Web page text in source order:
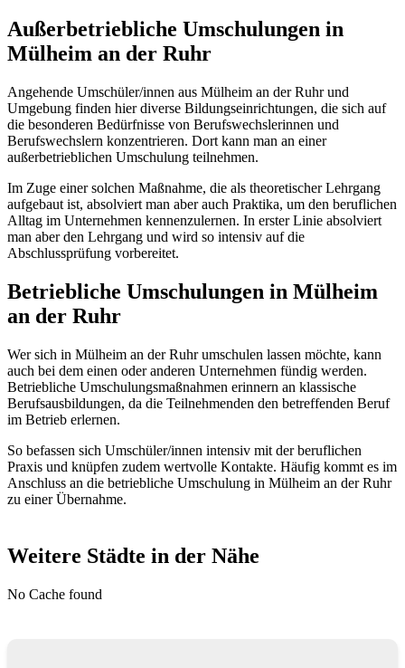
Außerbetriebliche Umschulungen in
Mülheim an der Ruhr
Angehende Umschüler/innen aus Mülheim an der Ruhr und
Umgebung finden hier diverse Bildungseinrichtungen, die sich auf
die besonderen Bedürfnisse von Berufswechslerinnen und
Berufswechslern konzentrieren. Dort kann man an einer
außerbetrieblichen Umschulung teilnehmen.
Im Zuge einer solchen Maßnahme, die als theoretischer Lehrgang
aufgebaut ist, absolviert man aber auch Praktika, um den beruflichen
Alltag im Unternehmen kennenzulernen. In erster Linie absolviert
man aber den Lehrgang und wird so intensiv auf die
Abschlussprüfung vorbereitet.
Betriebliche Umschulungen in Mülheim
an der Ruhr
Wer sich in Mülheim an der Ruhr umschulen lassen möchte, kann
auch bei dem einen oder anderen Unternehmen fündig werden.
Betriebliche Umschulungsmaßnahmen erinnern an klassische
Berufsausbildungen, da die Teilnehmenden den betreffenden Beruf
im Betrieb erlernen.
So befassen sich Umschüler/innen intensiv mit der beruflichen
Praxis und knüpfen zudem wertvolle Kontakte. Häufig kommt es im
Anschluss an die betriebliche Umschulung in Mülheim an der Ruhr
zu einer Übernahme.
Weitere Städte in der Nähe
No Cache found